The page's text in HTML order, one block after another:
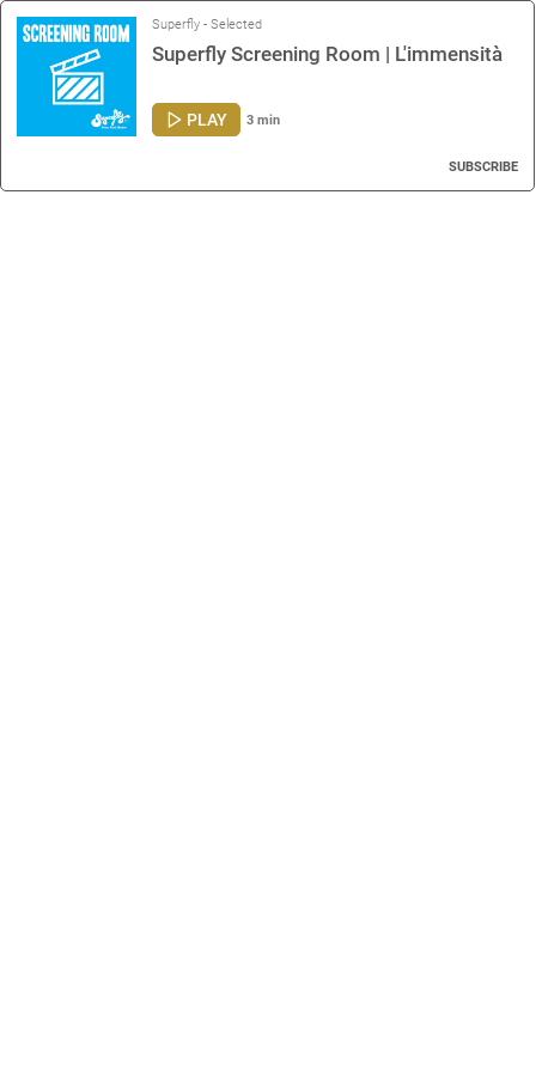
Superfly - Selected
Superfly Screening Room | L'immensità
PLAY 3 min
SUBSCRIBE